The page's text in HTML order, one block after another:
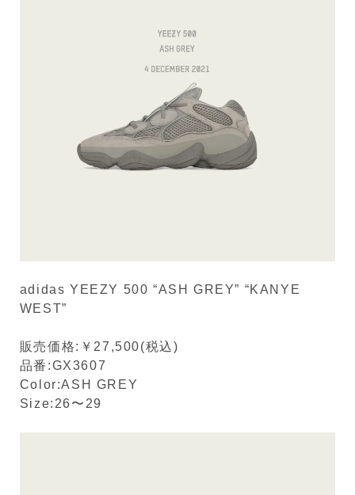
adidas YEEZY 500 “ASH GREY” “KANYE
WEST”
販売価格:￥27,500(税込)
品番:GX3607
Color:ASH GREY
Size:26〜29